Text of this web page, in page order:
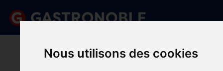
Nous utilisons des cookies
Veuillez demander votre